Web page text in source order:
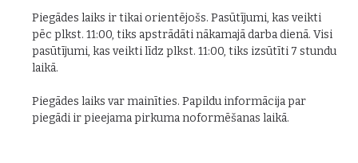
Piegādes laiks ir tikai orientējošs. Pasūtījumi, kas veikti
pēc plkst. 11:00, tiks apstrādāti nākamajā darba dienā. Visi
pasūtījumi, kas veikti līdz plkst. 11:00, tiks izsūtīti 7 stundu
laikā.
Piegādes laiks var mainīties. Papildu informācija par
piegādi ir pieejama pirkuma noformēšanas laikā.